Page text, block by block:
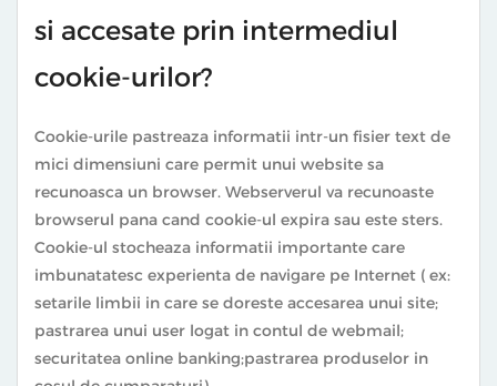
si accesate prin intermediul
cookie-urilor?
Cookie-urile pastreaza informatii intr-un fisier text de
mici dimensiuni care permit unui website sa
recunoasca un browser. Webserverul va recunoaste
browserul pana cand cookie-ul expira sau este sters.
Cookie-ul stocheaza informatii importante care
imbunatatesc experienta de navigare pe Internet ( ex:
setarile limbii in care se doreste accesarea unui site;
pastrarea unui user logat in contul de webmail;
securitatea online banking;pastrarea produselor in